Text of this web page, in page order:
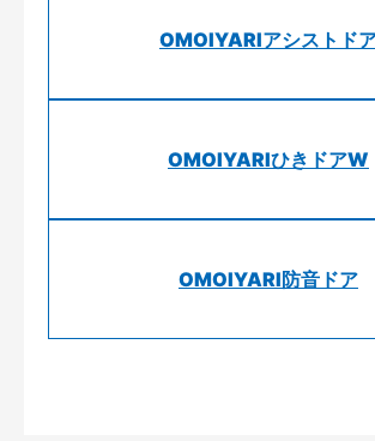
OMOIYARIアシストド
OMOIYARIひきドアW
OMOIYARI防音ドア